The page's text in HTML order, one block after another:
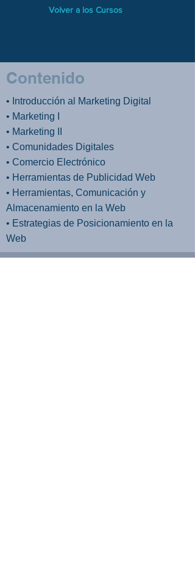
Volver a los Cursos
Contenido
• Introducción al Marketing Digital
• Marketing I
• Marketing II
• Comunidades Digitales
• Comercio Electrónico
• Herramientas de Publicidad Web
• Herramientas, Comunicación y
Almacenamiento en la Web
• Estrategias de Posicionamiento en la
Web